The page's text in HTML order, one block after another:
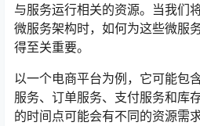
与服务运行相关的资源。当我们
微服务架构时，如何为这些微服
得至关重要。
以一个电商平台为例，它可能包
服务、订单服务、支付服务和库
的时间点可能会有不同的资源需